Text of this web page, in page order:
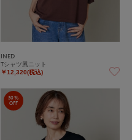
INED
Tシャツ風ニット
￥12,320(税込)
30%
OFF